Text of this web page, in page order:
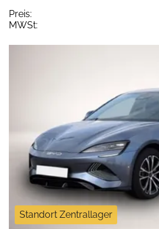
Preis:
MWSt:
Standort Zentrallager